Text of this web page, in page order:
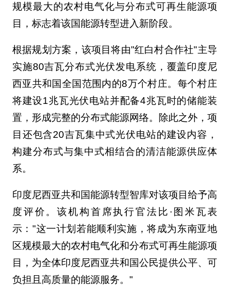
规模最大的农村电气化与分布式可再生能源项
目，标志着该国能源转型进入新阶段。
根据规划方案，该项目将由"红白村合作社"主导
实施80吉瓦分布式光伏发电系统，覆盖印度尼
西亚共和国全国范围内的8万个村庄。每个村庄
将建设1兆瓦光伏电站并配备4兆瓦时的储能装
置，形成完整的分布式能源网络。除此之外，项
目还包含20吉瓦集中式光伏电站的建设内容，
构建分布式与集中式相结合的清洁能源供应体
系。
印度尼西亚共和国能源转型智库对该项目给予高
度评价。该机构首席执行官法比·图米瓦表
示："这一计划若能顺利实施，将成为东南亚地
区规模最大的农村电气化和分布式可再生能源项
目，为全体印度尼西亚共和国公民提供公平、可
负担且高质量的能源服务。"